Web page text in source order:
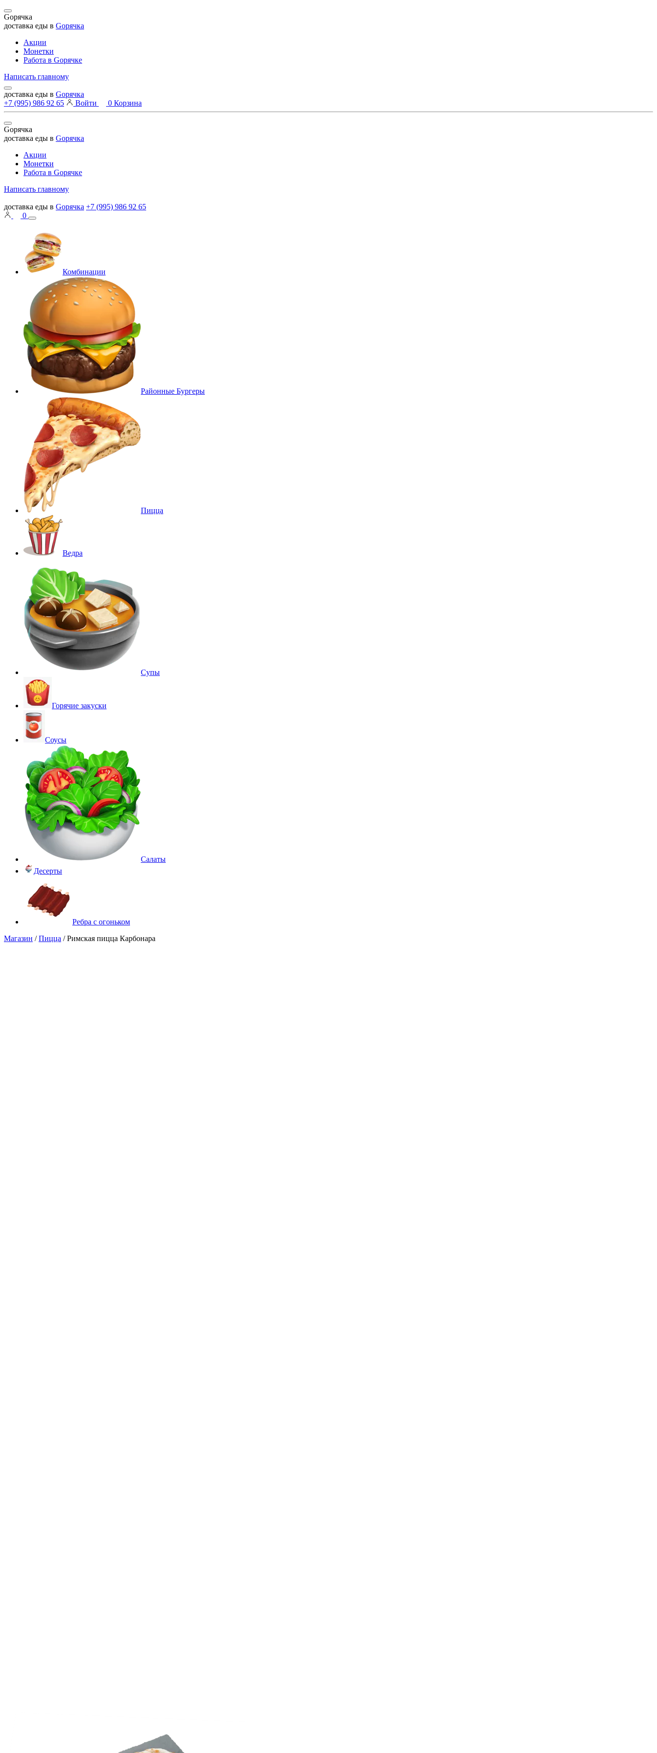
Gорячка
доставка еды в Gорячка
Акции
Монетки
Работа в Goрячке
Написать главному
доставка еды в Gорячка
+7 (995) 986 92 65
Войти 0 Корзина
Gорячка
доставка еды в Gорячка
Акции
Монетки
Работа в Goрячке
Написать главному
доставка еды в Gорячка +7 (995) 986 92 65
0
Комбинации
Районные Бургеры
Пицца
Ведра
Супы
Горячие закуски
Соусы
Салаты
Десерты
Ребра с огоньком
Магазин /Пицца / Римская пицца Карбонара